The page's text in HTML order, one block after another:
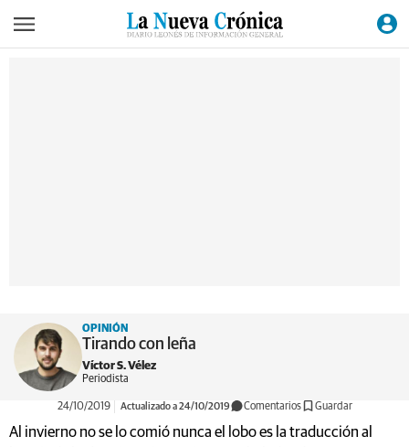
OPINIÓN
Tirando con leña
Víctor S. Vélez
Periodista
24/10/2019 Actualizado a 24/10/2019 Comentarios Guardar
Al invierno no se lo comió nunca el lobo es la traducción al